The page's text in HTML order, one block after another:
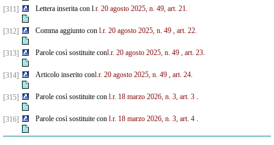
[311] Lettera inserita con l.r. 20 agosto 2025, n. 49, art. 21.
[312] Comma aggiunto con l.r. 20 agosto 2025, n. 49 , art. 22.
[313] Parole così sostituite conl.r. 20 agosto 2025, n. 49 , art. 23.
[314] Articolo inserito conl.r. 20 agosto 2025, n. 49 , art. 24.
[315] Parole così sostituite con l.r. 18 marzo 2026, n. 3, art. 3.
[316] Parole così sostituite con l.r. 18 marzo 2026, n. 3, art. 4.